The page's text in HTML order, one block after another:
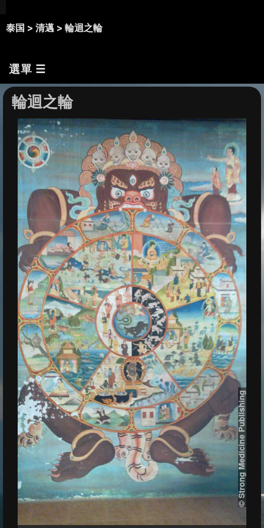
泰国 > 清邁 > 輪迴之輪
選單 ☰
輪迴之輪